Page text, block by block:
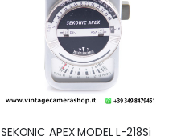
SEKONIC APEX MODEL L-218Si